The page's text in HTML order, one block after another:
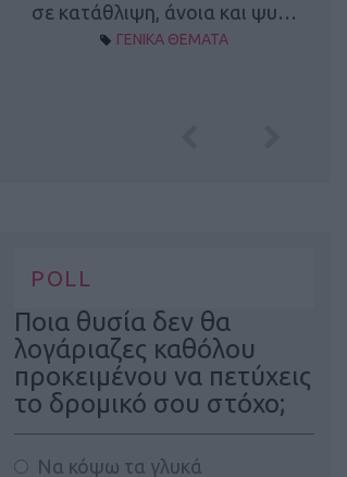
σε κατάθλιψη, άνοια και ψυ…
ΓΕΝΙΚΑ ΘΕΜΑΤΑ
POLL
Ποια θυσία δεν θα
λογάριαζες καθόλου
προκειμένου να πετύχεις
το δρομικό σου στόχο;
Να κόψω τα γλυκά